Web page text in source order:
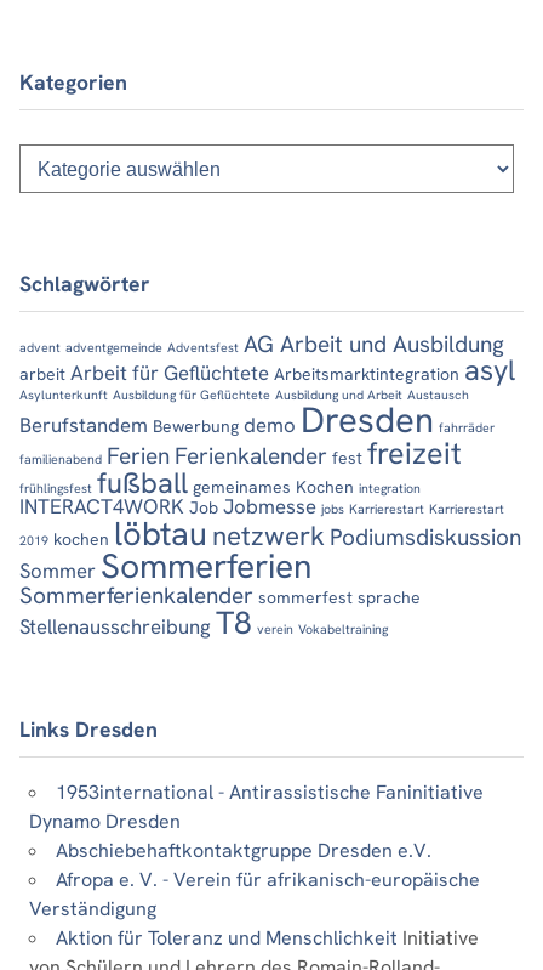
Kategorien
Kategorien
Schlagwörter
advent adventgemeinde Adventsfest AG Arbeit und Ausbildung
arbeit Arbeit für Geflüchtete Arbeitsmarktintegration asyl
Asylunterkunft Ausbildung für Geflüchtete Ausbildung und Arbeit Austausch
Berufstandem Bewerbung demo Dresden fahrräder
familienabend Ferien Ferienkalender fest freizeit
frühlingsfest fußball gemeinames Kochen integration
INTERACT4WORK Job Jobmesse jobs Karrierestart Karrierestart
2019 kochen löbtau netzwerk Podiumsdiskussion
Sommer Sommerferien
Sommerferienkalender sommerfest sprache
Stellenausschreibung T8 verein Vokabeltraining
Links Dresden
1953international - Antirassistische Faninitiative
Dynamo Dresden
Abschiebehaftkontaktgruppe Dresden e.V.
Afropa e. V. - Verein für afrikanisch-europäische
Verständigung
Aktion für Toleranz und Menschlichkeit Initiative